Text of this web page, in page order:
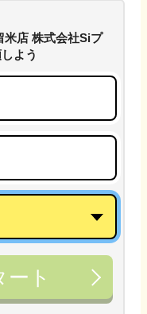
米店 株式会社Siプ
よう
ト